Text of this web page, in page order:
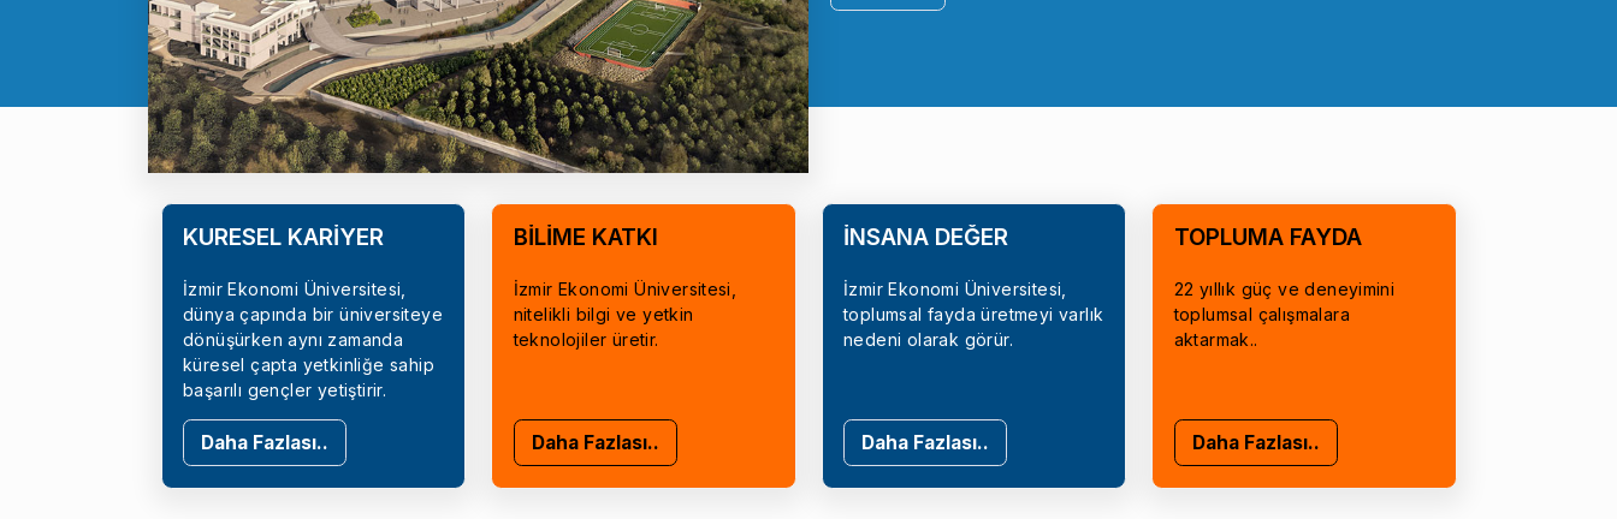
KÜRESEL KARİYER
İzmir Ekonomi Üniversitesi,
dünya çapında bir üniversiteye
dönüşürken aynı zamanda
küresel çapta yetkinliğe sahip
başarılı gençler yetiştirir.
Daha Fazlası..
BİLİME KATKI
İzmir Ekonomi Üniversitesi,
nitelikli bilgi ve yetkin
teknolojiler üretir.
Daha Fazlası..
İNSANA DEĞER
İzmir Ekonomi Üniversitesi,
toplumsal fayda üretmeyi varlık
nedeni olarak görür.
Daha Fazlası..
TOPLUMA FAYDA
22 yıllık güç ve deneyimini
toplumsal çalışmalara
aktarmak..
Daha Fazlası..